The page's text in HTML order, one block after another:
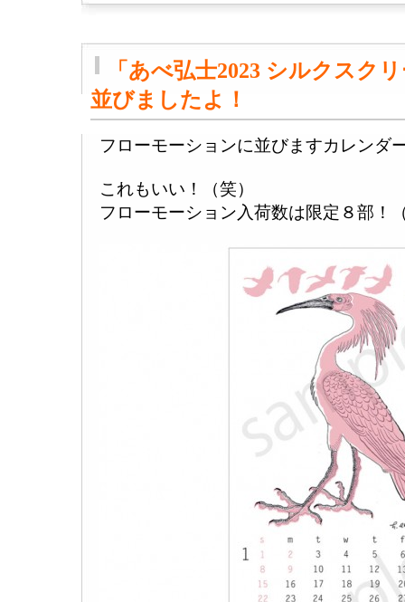
「あべ弘士2023 シルクスク
並びましたよ！
フローモーションに並びますカレンダ
これもいい！（笑）
フローモーション入荷数は限定８部！